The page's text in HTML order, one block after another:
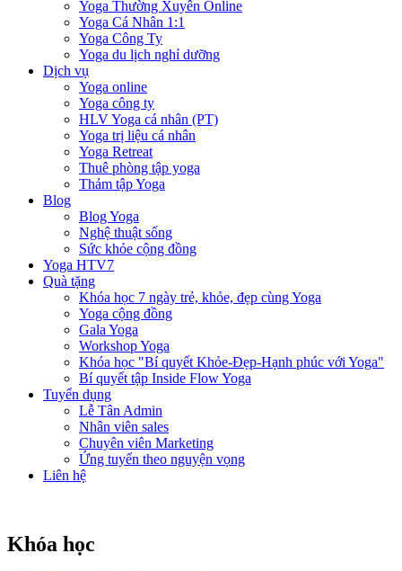
Yoga Thường Xuyên Online
Yoga Cá Nhân 1:1
Yoga Công Ty
Yoga du lịch nghỉ dưỡng
Dịch vụ
Yoga online
Yoga công ty
HLV Yoga cá nhân (PT)
Yoga trị liệu cá nhân
Yoga Retreat
Thuê phòng tập yoga
Thảm tập Yoga
Blog
Blog Yoga
Nghệ thuật sống
Sức khỏe cộng đồng
Yoga HTV7
Quà tặng
Khóa học 7 ngày trẻ, khỏe, đẹp cùng Yoga
Yoga cộng đồng
Gala Yoga
Workshop Yoga
Khóa học "Bí quyết Khỏe-Đẹp-Hạnh phúc với Yoga"
Bí quyết tập Inside Flow Yoga
Tuyển dụng
Lễ Tân Admin
Nhân viên sales
Chuyên viên Marketing
Ứng tuyển theo nguyện vọng
Liên hệ
Khóa học